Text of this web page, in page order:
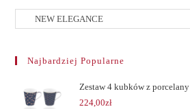
Najbardziej Popularne
Zestaw 4 kubków z porcelany
224,00zł